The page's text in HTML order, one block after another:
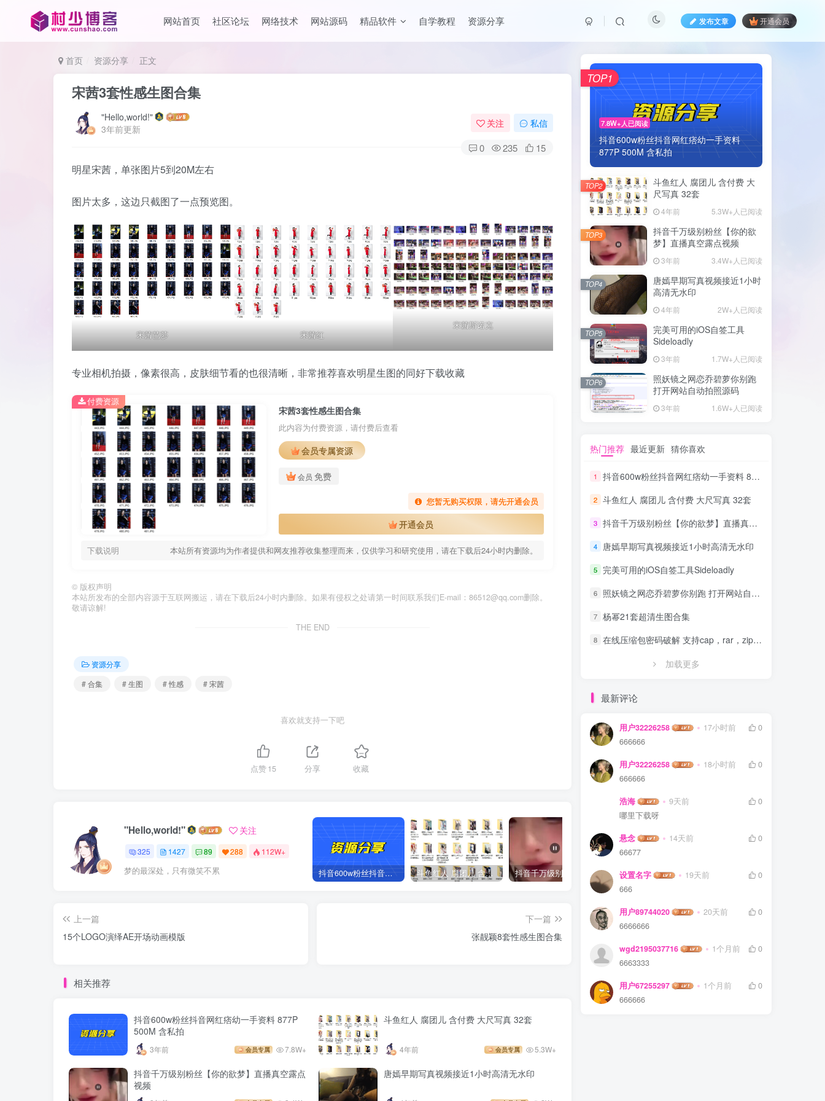
网站首页 社区论坛 网络技术 网站源码 精品软件 自学教程 资源分享 发布文章 开通会员
首页 资源分享 正文
宋茜3套性感生图合集
"Hello,world!"
3年前更新
关注 私信
0 235 15
明星宋茜，单张图片5到20M左右
图片太多，这边只截图了一点预览图。
宋茜芭莎 宋茜红
宋茜斯诺克
专业相机拍摄，像素很高，皮肤细节看的也很清晰，非常推荐喜欢明星生图的同好下载收藏
宋茜3套性感生图合集
此内容为付费资源，请付费后查看
会员专属资源
会员 免费
您暂无购买权限，请先开通会员
开通会员
下载说明 本站所有资源均为作者提供和网友推荐收集整理而来，仅供学习和研究使用，请在下载后24小时内删除。
付费资源
© 版权声明
本站所发布的全部内容源于互联网搬运，请在下载后24小时内删除。如果有侵权之处请第一时间联系我们E-mail：86512@qq.com删除。
敬请谅解!
THE END
资源分享
# 合集
# 生图 # 性感 # 宋茜
喜欢就支持一下吧
点赞15 分享 收藏
"Hello,world!" 关注
325 1427 89 288 112W+
梦的最深处，只有微笑不累 抖音600w粉丝抖音网红痞幼一手资料 877P 500M 含私拍 斗鱼红人 腐团儿 含付费 大尺写真 32套 抖音千万级别粉丝【你的欲梦】直播真空露点视频 唐嫣早期写真视频接近1小时高清无水印
上一篇
15个LOGO演绎AE开场动画模版
下一篇
张靓颖8套性感生图合集
相关推荐
抖音600w粉丝抖音网红痞幼一手资料 877P
500M 含私拍
3年前 会员专属 7.8W+
斗鱼红人 腐团儿 含付费 大尺写真 32套
4年前 会员专属 5.3W+
抖音千万级别粉丝【你的欲梦】直播真空露点
视频
唐嫣早期写真视频接近1小时高清无水印
7.8W+人已阅读
抖音600w粉丝抖音网红痞幼一手资料
877P 500M 含私拍
TOP1
斗鱼红人 腐团儿 含付费 大
尺写真 32套
4年前 5.3W+人已阅读
TOP2
抖音千万级别粉丝【你的欲
梦】直播真空露点视频
3年前 3.4W+人已阅读
TOP3
唐嫣早期写真视频接近1小时
高清无水印
4年前 2W+人已阅读
TOP4
完美可用的iOS自签工具
Sideloadly
3年前 1.7W+人已阅读
TOP5
照妖镜之网恋乔碧萝你别跑
打开网站自动拍照源码
3年前 1.6W+人已阅读
TOP6
热门推荐 最近更新 猜你喜欢
1 抖音600w粉丝抖音网红痞幼一手资料 877P 500M 含私拍
2 斗鱼红人 腐团儿 含付费 大尺写真 32套
3 抖音千万级别粉丝【你的欲梦】直播真空露点视频
4 唐嫣早期写真视频接近1小时高清无水印
5 完美可用的iOS自签工具Sideloadly
6 照妖镜之网恋乔碧萝你别跑 打开网站自动拍照源码
7 杨幂21套超清生图合集
8 在线压缩包密码破解 支持cap，rar，zip，7z，excel，ppt，word，office等文件
加载更多
最新评论
用户32226258 17小时前
0
666666
用户32226258 18小时前
0
666666
浩海 9天前
0
哪里下载呀
悬念 14天前
0
66677
设置名字 19天前
0
666
用户89744020 20天前
0
6666666
wgd2195037716 1个月前
0
6663333
用户67255297 1个月前
0
666666